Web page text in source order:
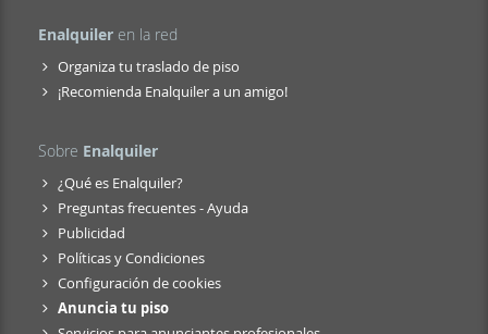
Enalquiler en la red
Organiza tu traslado de piso
¡Recomienda Enalquiler a un amigo!
Sobre Enalquiler
¿Qué es Enalquiler?
Preguntas frecuentes - Ayuda
Publicidad
Políticas y Condiciones
Configuración de cookies
Anuncia tu piso